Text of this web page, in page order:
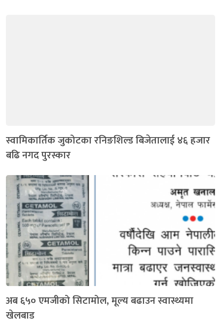
स्वामिकार्तिक जुकोटका रनिङशिल्ड बिजेतालाई ४६ हजार
बढि नगद पुरस्कार
अब ६५० एमजीको सिटामोल, मूल्य बढाउन स्वास्थ्यमा
खेलबाड